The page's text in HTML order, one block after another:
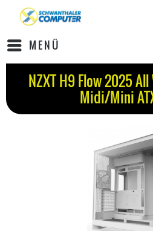
MENÜ
NZXT H9 Flow 2025
Midi/Mini